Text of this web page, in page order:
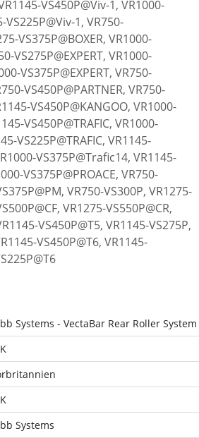
VS450P@Viv-1, VR1000-
VS225P@Viv-1, VR750-
VS375P@BOXER, VR1000-
VS275P@EXPERT, VR1000-
VS375P@EXPERT, VR750-
VS450P@PARTNER, VR750-
VS450P@KANGOO, VR1000-
VS450P@TRAFIC, VR1000-
VS225P@TRAFIC, VR1145-
VS375P@Trafic14, VR1145-
VS375P@PROACE, VR750-
VR750-VS300P, VR1275-
VR1275-VS550P@CR,
VS450P@T5, VR1145-VS275P,
VS450P@T6, VR1145-
Systems - VectaBar Rear Roller
Systems